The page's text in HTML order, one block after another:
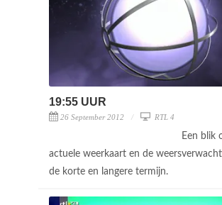
19:55 UUR
26 September 2012 RTL 4
Een blik
actuele weerkaart en de
de korte en langere termijn.